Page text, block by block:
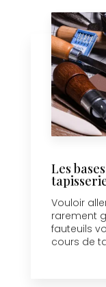
Les
Vouloir
rarement
fauteuils
cours de